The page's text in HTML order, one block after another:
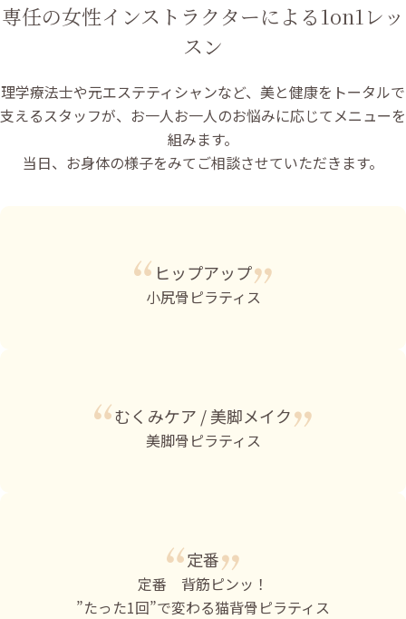
専任の女性インストラクターによる1on1レッ
スン
理学療法士や元エステティシャンなど、美と健康をトータルで
支えるスタッフが、お一人お一人のお悩みに応じてメニューを
組みます。
当日、お身体の様子をみてご相談させていただきます。
ヒップアップ
小尻骨ピラティス
むくみケア / 美脚メイク
美脚骨ピラティス
定番
定番 背筋ピンッ！
”たった1回”で変わる猫背骨ピラティス